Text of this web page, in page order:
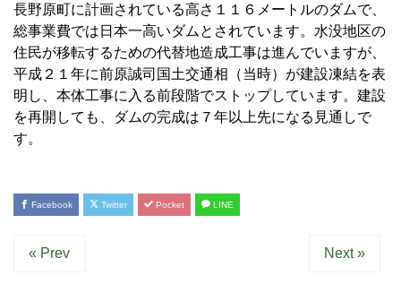
長野原町に計画されている高さ１１６メートルのダムで、
総事業費では日本一高いダムとされています。水没地区の
住民が移転するための代替地造成工事は進んでいますが、
平成２１年に前原誠司国土交通相（当時）が建設凍結を表
明し、本体工事に入る前段階でストップしています。建設
を再開しても、ダムの完成は７年以上先になる見通しで
す。
Facebook Twitter Pocket LINE
« Prev Next »